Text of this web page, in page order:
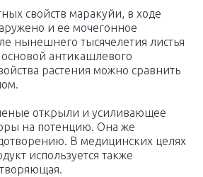
свойств маракуйи, в ходе
и ее мочегонное
нынешнего тысячелетия листья
антикашлевого
растения можно сравнить
открыли и усиливающее
на потенцию. Она же
В медицинских целях
используется также